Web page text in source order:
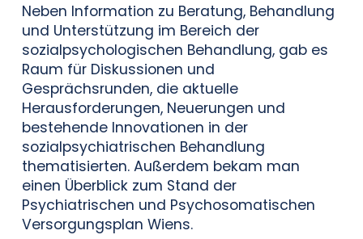
Neben Information zu Beratung, Behandlung
und Unterstützung im Bereich der
sozialpsychologischen Behandlung, gab es
Raum für Diskussionen und
Gesprächsrunden, die aktuelle
Herausforderungen, Neuerungen und
bestehende Innovationen in der
sozialpsychiatrischen Behandlung
thematisierten. Außerdem bekam man
einen Überblick zum Stand der
Psychiatrischen und Psychosomatischen
Versorgungsplan Wiens.